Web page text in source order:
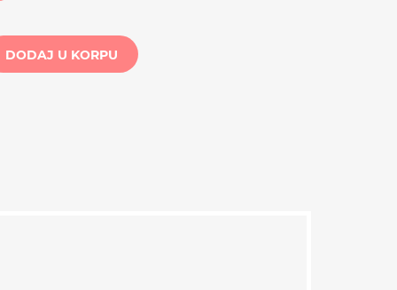
DODAJ U KORPU